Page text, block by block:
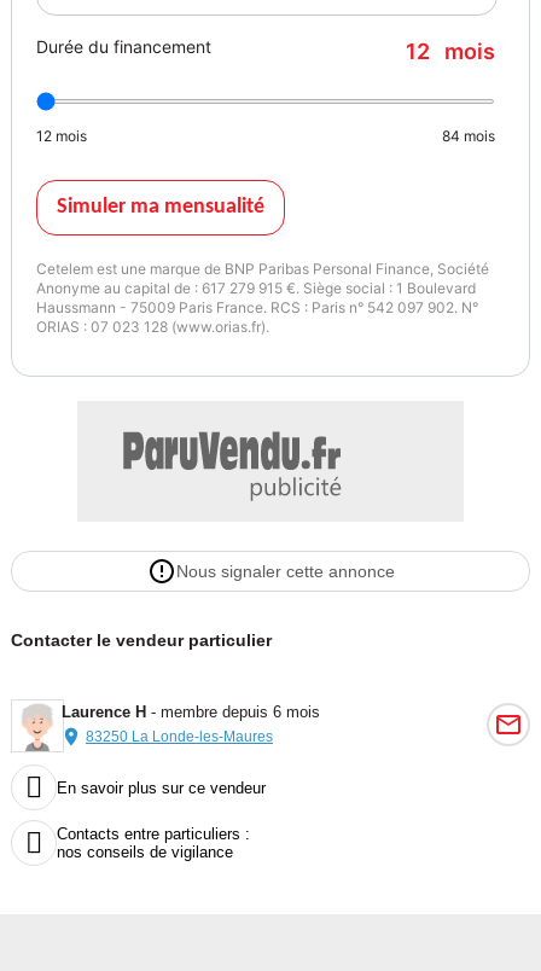
Durée du financement 12 mois
12 mois 84 mois
Simuler ma mensualité
Cetelem est une marque de BNP Paribas Personal Finance, Société
Anonyme au capital de : 617 279 915 €. Siège social : 1 Boulevard
Haussmann - 75009 Paris France. RCS : Paris n° 542 097 902. N°
ORIAS : 07 023 128 (www.orias.fr).
Nous signaler cette annonce
Contacter le vendeur particulier
Laurence H - membre depuis 6 mois
83250 La Londe-les-Maures
 En savoir plus sur ce vendeur

Contacts entre particuliers :
nos conseils de vigilance